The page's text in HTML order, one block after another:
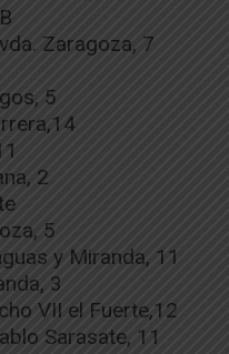
Zaragoza, 7
5
2
5
y Miranda, 11
3
VII el Fuerte,12
Sarasate, 11